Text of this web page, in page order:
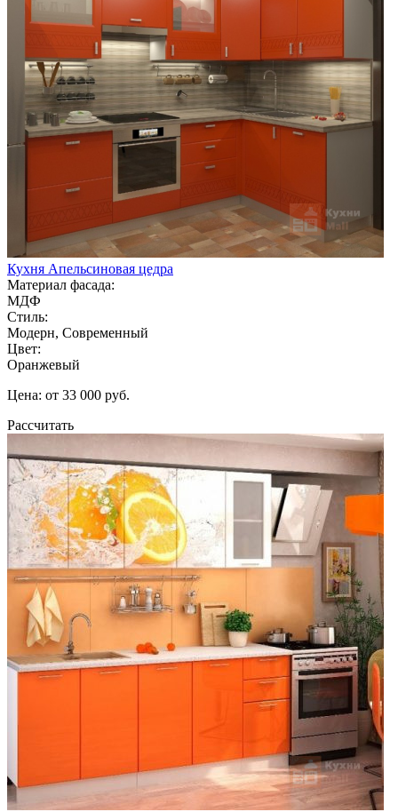
Кухня Апельсиновая цедра
Материал фасада:
МДФ
Стиль:
Модерн, Современный
Цвет:
Оранжевый
Цена: от 33 000 руб.
Рассчитать